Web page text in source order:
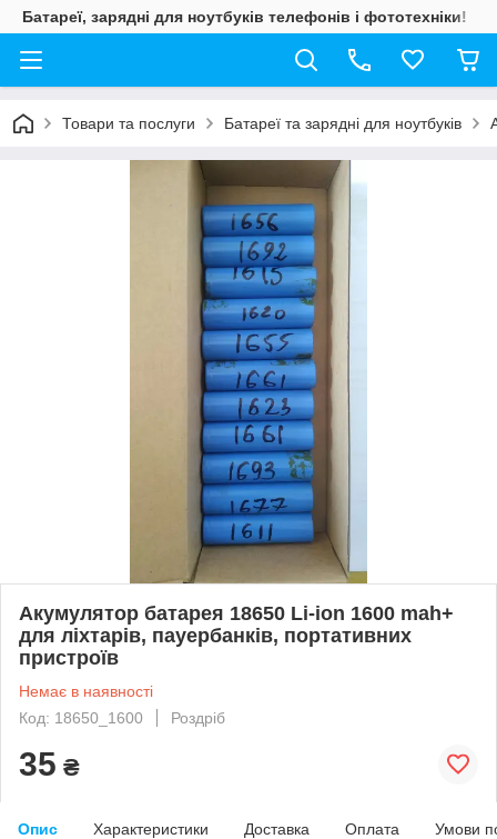
Батареї, зарядні для ноутбуків телефонів і фототехніки!
Товари та послуги Батареї та зарядні для ноутбуків
Акумулятор батарея 18650 Li-ion 1600 mah+
для ліхтарів, пауербанків, портативних
пристроїв
Немає в наявності
Код: 18650_1600
Роздріб
35 ₴
Опис Характеристики Доставка Оплата Умови